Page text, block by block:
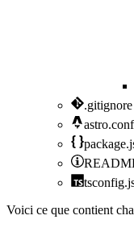
.gitignore
package.
Voici ce que contient